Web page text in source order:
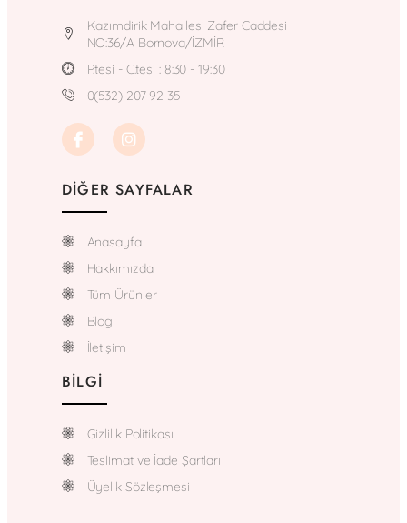
Kazımdirik Mahallesi Zafer Caddesi
NO:36/A Bornova/İZMİR
P.tesi - C.tesi : 8:30 - 19:30
0(532) 207 92 35
DIĞER SAYFALAR
Anasayfa
Hakkımızda
Tüm Ürünler
Blog
İletişim
BILGI
Gizlilik Politikası
Teslimat ve İade Şartları
Üyelik Sözleşmesi